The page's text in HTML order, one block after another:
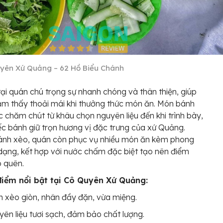
Xứ Quảng – 62 Hồ Biểu Chánh
quán chú trọng sự nhanh chóng và thân thiện, giúp
thấy thoải mái khi thưởng thức món ăn. Món bánh
chăm chút từ khâu chọn nguyên liệu đến khi trình bày,
bánh giữ trọn hương vị đặc trưng của xứ Quảng.
xèo, quán còn phục vụ nhiều món ăn kèm phong
kết hợp với nước chấm đặc biệt tạo nên điểm
quên.
nổi bật tại Cô Quyên Xứ Quảng:
xèo giòn, nhân đầy đặn, vừa miệng.
liệu tươi sạch, đảm bảo chất lượng.